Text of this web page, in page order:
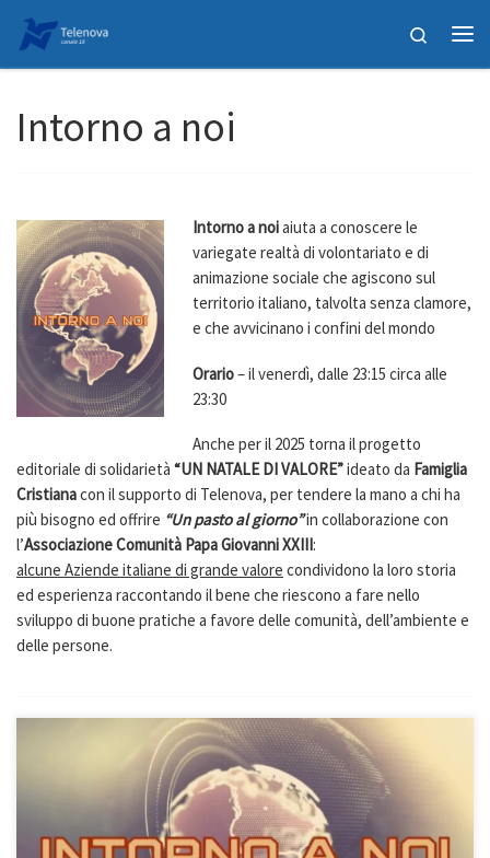
Passa al contenuto
Search
Intorno a noi
Intorno a noiaiuta a conoscere le
variegate realtà di volontariato e di
animazione sociale che agiscono sul
territorio italiano, talvolta senza clamore,
e che avvicinano i confini del mondo
Orario– il venerdì, dalle 23:15 circa alle
23:30
Anche per il 2025 torna il progetto
editoriale di solidarietà “UN NATALE DI VALORE”ideato da Famiglia
Cristianacon il supporto di Telenova, per tendere la mano a chi ha
più bisogno ed offrire “Un pasto al giorno”in collaborazione con
l’Associazione Comunità Papa Giovanni XXIII:
alcune Aziende italiane di grande valore condividono la loro storia
ed esperienza raccontando il bene che riescono a fare nello
sviluppo di buone pratiche a favore delle comunità, dell’ambiente e
delle persone.
Intorno a noi è il programma che aiuta a conoscere le variegate
realtà di volontariato e di animazione sociale che agiscono sul